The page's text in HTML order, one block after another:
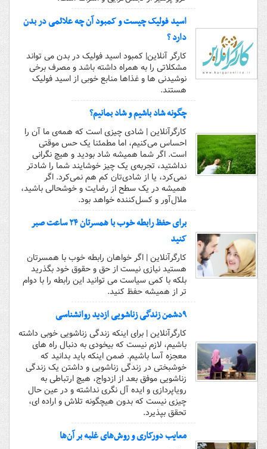
اسید فولیک چیست و کمبود آن چه علائمی در بدن
دارد ؟
کارگر آنلاین| کمبود اسید فولیک در بدن می تواند
مشکلاتی را به همراه داشته باشد و مصرف برخی
نوشیدنی ها و غذاها منابع خوبی از اسید فولیک
هستند.
چگونه شاد باشیم و شاد بمانیم؟
کارگرآنلاین | شادی چیزی است که همه‌ی ما آن را
احساس می‌کنیم، اما مطمئنا یک حس موقتی
است. اگر شما همیشه شاد بودید و هیچ نگرانی
نداشتید، تجربه‌ی یک چیز خوشایند شما را شادتر
نمی‌کرد، یا از شادی‌تان کم هم نمی‌کرد. اگر
همیشه در یک سطح از رضایت و خوشحالی باشید،
ملال‌آور و کسل‌کننده خواهد بود.
برای حفظ رابطه خوب با همسرتان ۲۴ ساعت صبر
کنید
کارگرآنلاین | اگر خواهان رابطه خوب با همسرتان
هستید نیازی نیست از حق و حقوق خود بگذرید
بلکه با کمی سیاست می توانید این رابطه را با دوام
تر از همیشه حفظ کنید.
۹دشمن زندگی زناشویی ازدید روانشناسی
کارگرآنلاین | برای اینکه زندگی زناشویی خوبی داشته
باشیم، لازم نیست که بیخودی به دنبال راه های
معجزه آسا باشیم. ضمن اینکه باید بدانید که
خوشبختی در زندگی زناشویی و داشتن یک زندگی
زناشویی موفق بعد از ازدواج، هیچ ارتباطی به
رویاپردازی و ایده آل نگری نداشته و در عین حال
چیزی نیست که بدون هیچگونه تلاش و اراده ای،
تحقق بپذیرد.
معایب دورکاری و روش‌های غلبه بر آن‌ها